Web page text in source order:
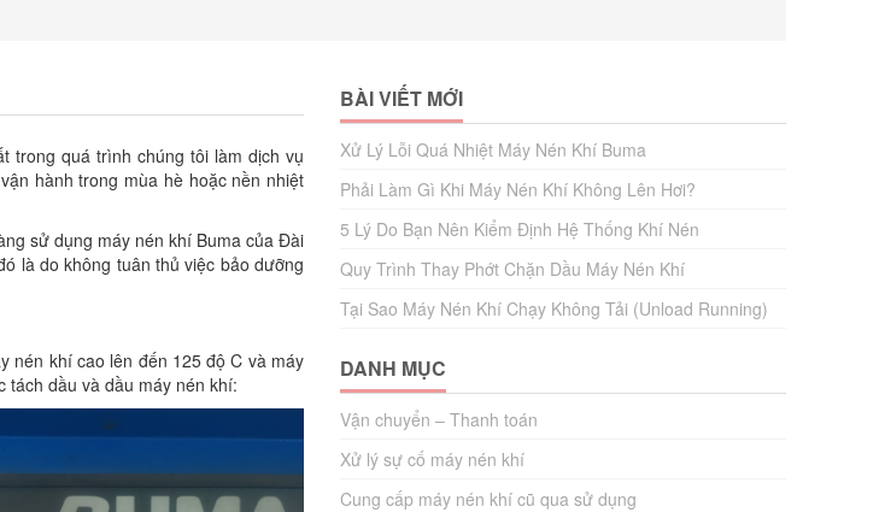
trong quá trình chúng tôi làm dịch vụ
hành trong mùa hè hoặc nền nhiệt
sử dụng máy nén khí Buma của Đài
là do không tuân thủ việc bảo dưỡng
nén khí cao lên đến 125 độ C và máy
tách dầu và dầu máy nén khí:
BÀI VIẾT MỚI
Xử Lý Lỗi Quá Nhiệt Máy Nén Khí Buma
Phải Làm Gì Khi Máy Nén Khí Không Lên Hơi?
5 Lý Do Bạn Nên Kiểm Định Hệ Thống Khí Nén
Quy Trình Thay Phớt Chặn Dầu Máy Nén Khí
Tại Sao Máy Nén Khí Chạy Không Tải (Unload Running)
DANH MỤC
Vận chuyển – Thanh toán
Xử lý sự cố máy nén khí
Cung cấp máy nén khí cũ qua sử dụng